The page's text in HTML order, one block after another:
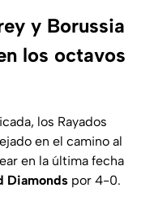
y Borussia
los octavos
los Rayados
en el camino al
en la última fecha
Diamonds por 4-0.